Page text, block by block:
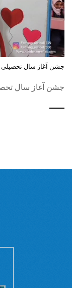
جشن آغاز سال تحصیلی
جشن آغاز سال